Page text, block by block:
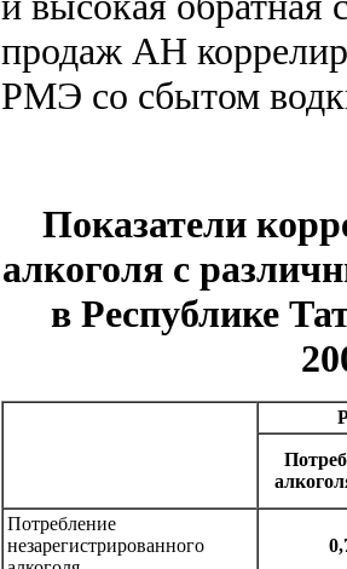
продаж АН
РМЭ со сбытом
Показатели
алкоголя с
в Республике
Потребление
незарегистрированного